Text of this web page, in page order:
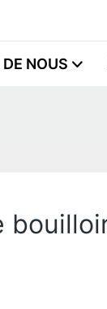
NOUS